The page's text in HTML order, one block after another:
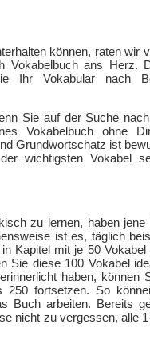
können, raten wir
Vokabelbuch ans Herz.
Ihr Vokabular nach
Sie auf der Suche
Vokabelbuch ohne
Grundwortschatz ist
wichtigsten Vokabel
zu lernen, haben
ist es, täglich
Kapitel mit je 50
Sie diese 100 Vokabel
haben, können
fortsetzen. So
Buch arbeiten. Bereits
nicht zu vergessen, alle